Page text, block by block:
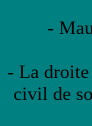
-
- La
civil de